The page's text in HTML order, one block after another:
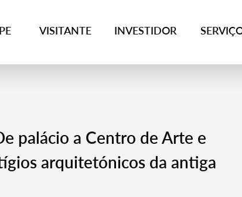
VISITANTE INVESTIDOR
palácio a Centro de Arte e
arquitetónicos da antiga